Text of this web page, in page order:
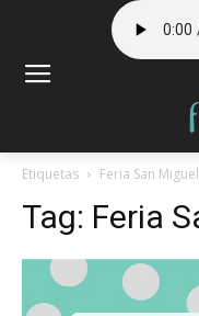
Etiquetas Feria San
Tag: Feria